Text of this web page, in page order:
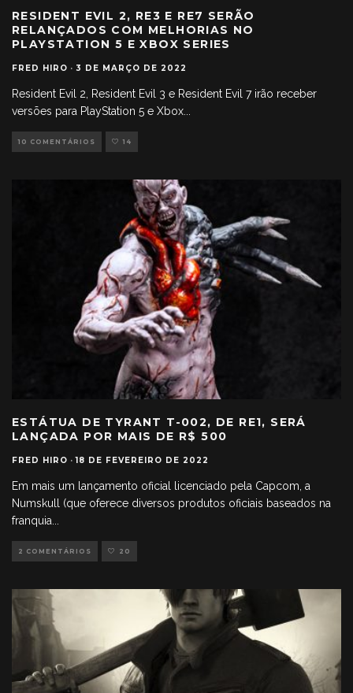
RESIDENT EVIL 2, RE3 E RE7 SERÃO
RELANÇADOS COM MELHORIAS NO
PLAYSTATION 5 E XBOX SERIES
FRED HIRO · 3 DE MARÇO DE 2022
Resident Evil 2, Resident Evil 3 e Resident Evil 7 irão receber
versões para PlayStation 5 e Xbox
10 COMENTÁRIOS 14
ESTÁTUA DE TYRANT T-002, DE RE1, SERÁ
LANÇADA POR MAIS DE R$ 500
FRED HIRO · 18 DE FEVEREIRO DE 2022
Em mais um lançamento oficial licenciado pela Capcom, a
Numskull (que oferece diversos produtos oficiais baseados na
franquia
2 COMENTÁRIOS 20